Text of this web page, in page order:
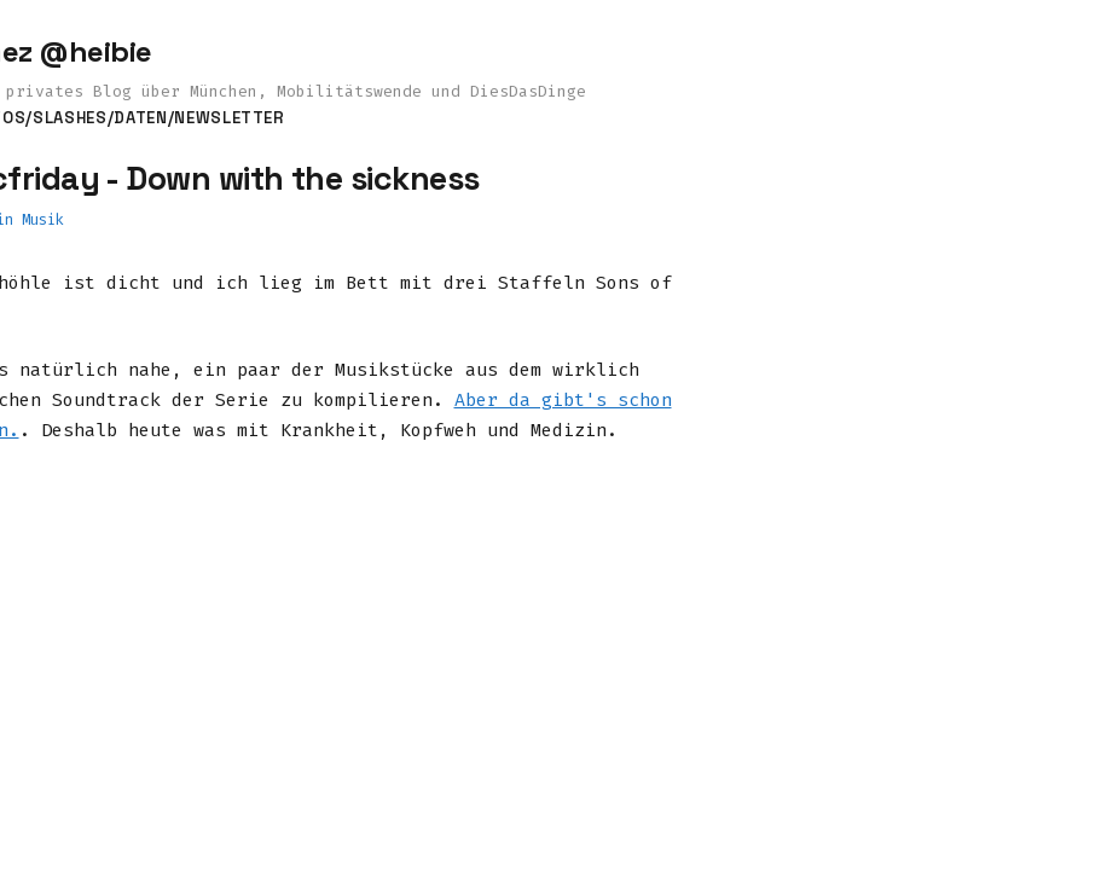
@heibie
privates Blog über München, Mobilitätswende und DiesDasDinge
/SLASHES/DATEN/NEWSLETTER
- Down with the sickness
Musik
ist dicht und ich lieg im Bett mit drei Staffeln Sons of
natürlich nahe, ein paar der Musikstücke aus dem wirklich
Soundtrack der Serie zu kompilieren. Aber da gibt's schon
. Deshalb heute was mit Krankheit, Kopfweh und Medizin.